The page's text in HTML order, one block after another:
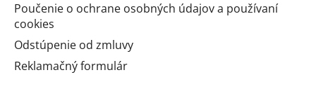
Poučenie o ochrane osobných údajov a používaní
cookies
Odstúpenie od zmluvy
Reklamačný formulár